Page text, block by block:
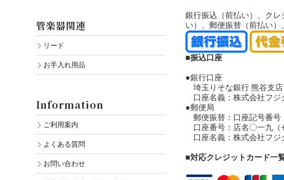
銀行振込（前払い）、ク
い）、郵便振替（前払い
■振込口座
●銀行口座
埼玉りそな銀行 熊谷支
口座名義：株式会社フ
●郵便局
郵便振替：口座記号番
口座番号：店名〇一九（
口座名義：株式会社フ
■対応クレジットカード一
管楽器関連
リード
お手入れ用品
Information
ご利用案内
よくある質問
お問い合わせ